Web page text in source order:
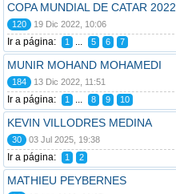
COPA MUNDIAL DE CATAR 2022
120 19 Dic 2022, 10:06
Ir a página: 1 ... 5 6 7
MUNIR MOHAND MOHAMEDI
184 13 Dic 2022, 11:51
Ir a página: 1 ... 8 9 10
KEVIN VILLODRES MEDINA
30 03 Jul 2025, 19:38
Ir a página: 1 2
MATHIEU PEYBERNES